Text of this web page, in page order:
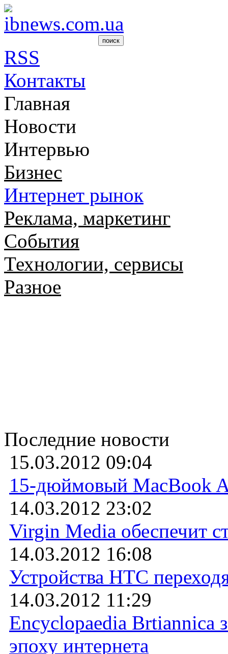
RSS
Контакты
Главная
Новости
Интервью
Бизнес
Интернет рынок
Реклама, маркетинг
События
Технологии, сервисы
Разное
Последние новости
15.03.2012 09:04
15-дюймовый MacBook
14.03.2012 23:02
Virgin Media обеспечит
14.03.2012 16:08
Устройства HTC
14.03.2012 11:29
Encyclopaedia Brtiannica
эпоху интернета